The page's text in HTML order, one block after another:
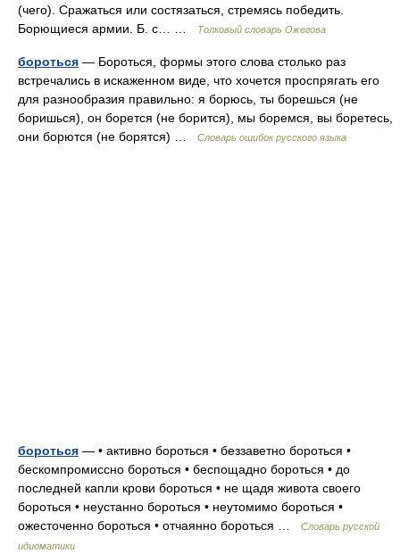
(чего). Сражаться или состязаться, стремясь победить.
Борющиеся армии. Б. с… …
Толковый словарь Ожегова
бороться — Бороться, формы этого слова столько раз
встречались в искаженном виде, что хочется проспрягать его
для разнообразия правильно: я борюсь, ты борешься (не
боришься), он борется (не борится), мы боремся, вы боретесь,
они борются (не борятся) …
Словарь ошибок русского языка
бороться — • активно бороться • беззаветно бороться •
бескомпромиссно бороться • беспощадно бороться • до
последней капли крови бороться • не щадя живота своего
бороться • неустанно бороться • неутомимо бороться •
ожесточенно бороться • отчаянно бороться …
Словарь русской
идиоматики